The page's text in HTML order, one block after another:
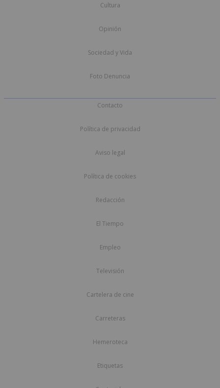
Cultura
Opinión
Sociedad y Vida
Foto Denuncia
Contacto
Política de privacidad
Aviso legal
Política de cookies
Redacción
El Tiempo
Empleo
Televisión
Cartelera de cine
Carreteras
Hemeroteca
Etiquetas